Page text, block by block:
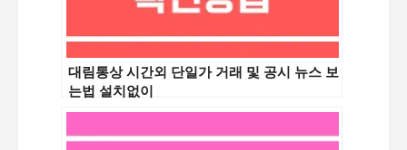
대림통상 시간외 단일가 거래 및 공시 뉴스 보
는법 설치없이